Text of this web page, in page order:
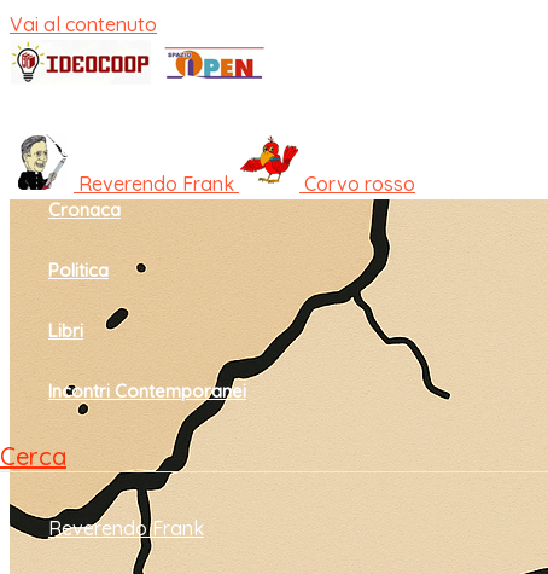
Vai al contenuto
Cultura e società
Cronaca
Politica
Libri
Incontri Contemporanei
Cerca
Reverendo Frank
Reverendo Frank Corvo rosso